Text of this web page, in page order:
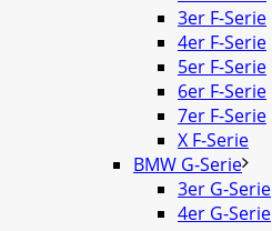
3er F-Serie
4er F-Serie
5er F-Serie
6er F-Serie
7er F-Serie
X F-Serie
BMW G-Serie
3er G-Serie
4er G-Serie